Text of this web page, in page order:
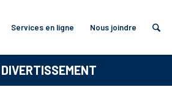
Services en ligne Nous joindre